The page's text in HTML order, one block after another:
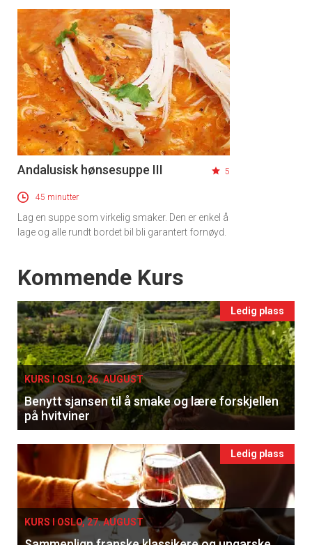
Få ukentlige nyhetsbrev fra
Apéritif
Vi tilbyr flere ukentlige nyhetsbrev. Du
kan fritt velge hvilke du ønsker å få
tilsendt.
Registrer deg
Andalusisk hønsesuppe III 5
45 minutter
Lag en suppe som virkelig smaker. Den er enkel å
lage og alle rundt bordet bil bli garantert fornøyd.
Events
Kommende Kurs
Ledig plass
KURS I OSLO, 26. AUGUST
Benytt sjansen til å smake og lære forskjellen
på hvitviner
Ledig plass
KURS I OSLO, 27. AUGUST